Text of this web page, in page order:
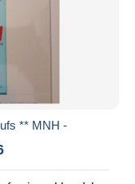
** MNH -